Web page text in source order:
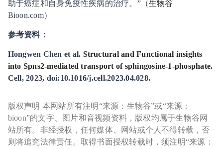
助于癌症和自身免疫性疾病的治疗。”（生物谷
Bioon.com）
参考资料：
Hongwen Chen et al. Structural and Functional insights
into Spns2-mediated transport of sphingosine-1-phosphate.
Cell, 2023, doi:10.1016/j.cell.2023.04.028.
版权声明 本网站所有注明“来源：生物谷”或“来源：
bioon”的文字、图片和音视频资料，版权均属于生物谷网
站所有。非经授权，任何媒体、网站或个人不得转载，否
则将追究法律责任。取得书面授权转载时，须注明“来源：